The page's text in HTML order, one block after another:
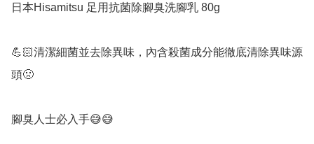
日本Hisamitsu 足用抗菌除腳臭洗腳乳 80g
💪🏻清潔細菌並去除異味，內含殺菌成分能徹底清除異味源
頭🤢
腳臭人士必入手😅😅